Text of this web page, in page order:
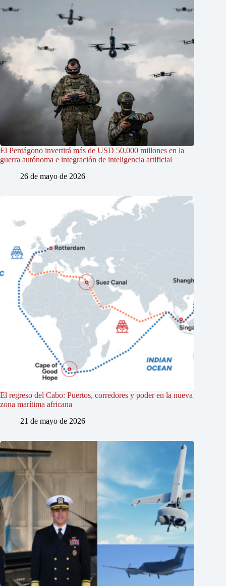
El Pentágono invertirá más de USD 50.000 millones en la
guerra autónoma e integración de inteligencia artificial
26 de mayo de 2026
El regreso del Cabo: Puertos, corredores y poder en la nueva
zona marítima africana
21 de mayo de 2026